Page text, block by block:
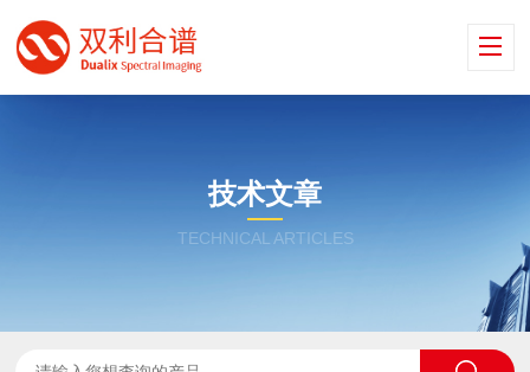
技术文章
TECHNICAL ARTICLES